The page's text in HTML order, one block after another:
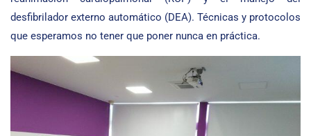
desfibrilador externo automático (DEA). Técnicas y protocolos
que esperamos no tener que poner nunca en práctica.